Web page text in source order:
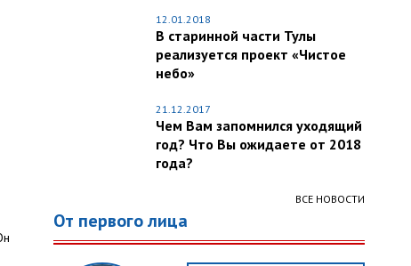
12.01.2018
В старинной части Тулы
реализуется проект «Чистое
небо»
21.12.2017
Чем Вам запомнился уходящий
год? Что Вы ожидаете от 2018
года?
ВСЕ НОВОСТИ
От первого лица